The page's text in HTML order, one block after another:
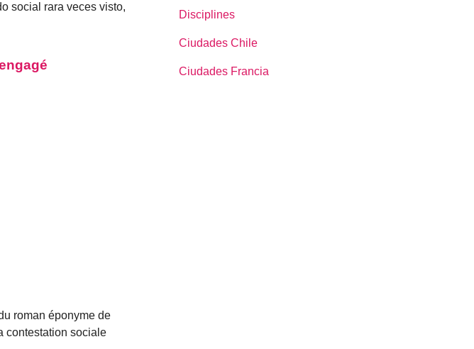
social rara veces visto,
roman éponyme de
contestation sociale
Disciplines
Ciudades Chile
Ciudades Francia